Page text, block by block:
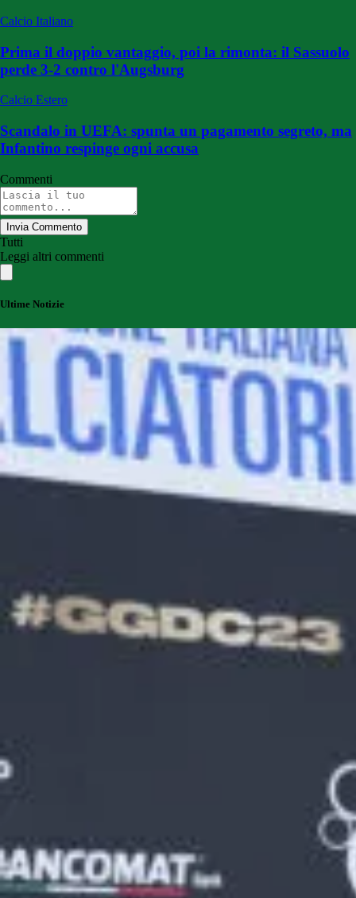
Calcio Italiano
Prima il doppio vantaggio, poi la rimonta: il Sassuolo
perde 3-2 contro l'Augsburg
Calcio Estero
Scandalo in UEFA: spunta un pagamento segreto, ma
Infantino respinge ogni accusa
Commenti
Invia Commento
Tutti
Leggi altri commenti
Ultime Notizie